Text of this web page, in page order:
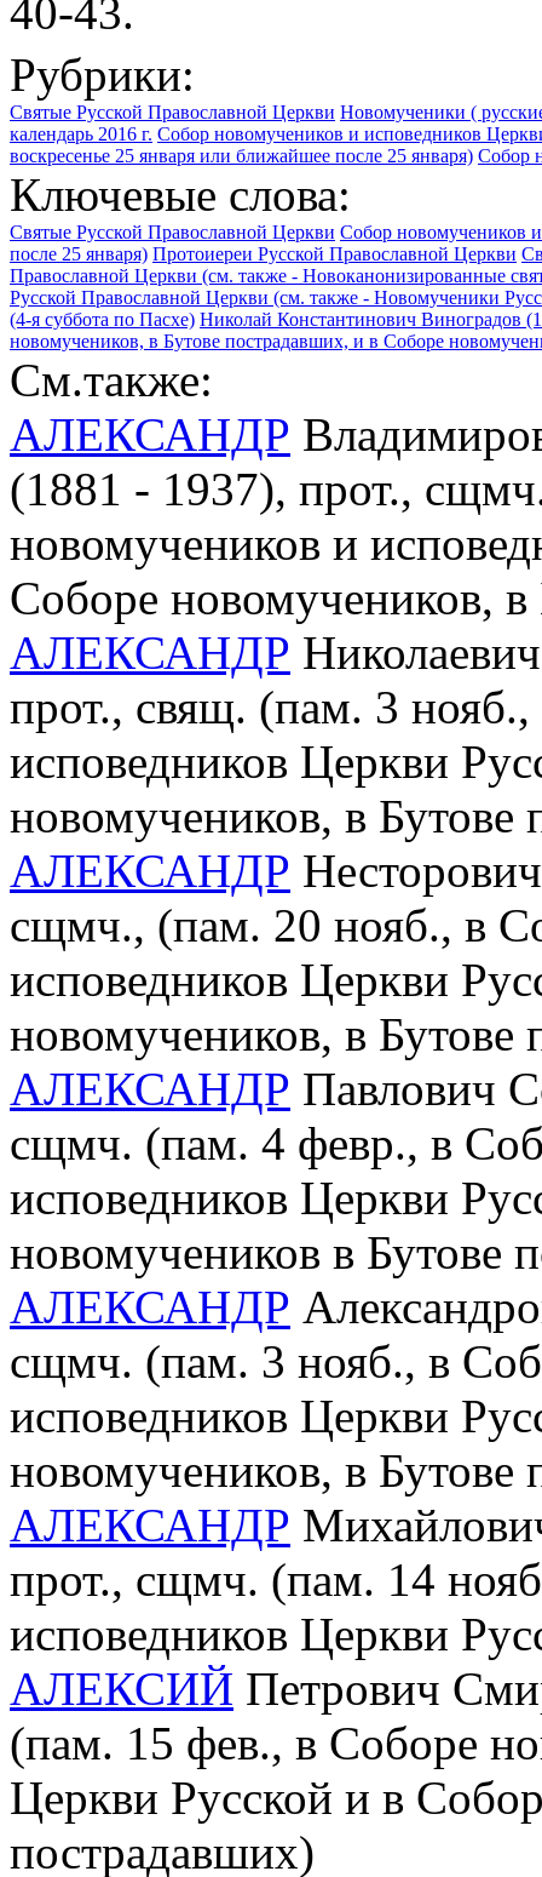
40-43.
Рубрики:
Святые Русской Православной Церкви Новомученики (
календарь 2016 г. Собор новомучеников и исповедников
воскресенье 25 января или ближайшее после 25 января) Собор
Ключевые слова:
Святые Русской Православной Церкви Собор новомучеников
после 25 января) Протоиереи Русской Православной Церкви
Православной Церкви (см. также - Новоканонизированные
Русской Православной Церкви (см. также - Новомученики
(4-я суббота по Пасхе) Николай Константинович Виноградов
новомучеников, в Бутове пострадавших, и в Соборе
См.также:
АЛЕКСАНДР
(1881 - 1937), прот.,
новомучеников и
Соборе новомучеников,
АЛЕКСАНДР
прот., свящ. (пам. 3
исповедников Церкви
новомучеников, в Бутове
АЛЕКСАНДР
сщмч., (пам. 20 нояб., в
исповедников Церкви
новомучеников, в Бутове
АЛЕКСАНДР Павлович
сщмч. (пам. 4 февр., в
исповедников Церкви
новомучеников в Бутове
АЛЕКСАНДР
сщмч. (пам. 3 нояб., в
исповедников Церкви
новомучеников, в Бутове
АЛЕКСАНДР
прот., сщмч. (пам. 14
исповедников Церкви
АЛЕКСИЙ Петрович
(пам. 15 фев., в Соборе
Церкви Русской и в
пострадавших)